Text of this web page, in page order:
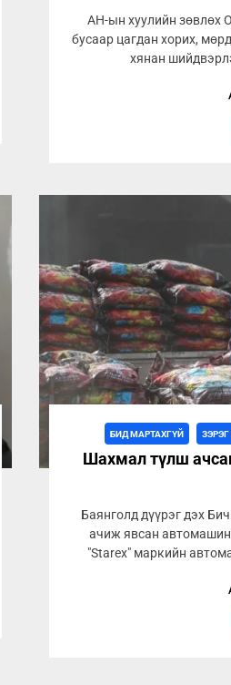
АН-ын хуулийн зөвлөх
бусаар цагдан хорих,
хянан
БИД МАРТАХГҮЙ
Шахмал түлш
Баянголд дүүрэг дэх
ачиж явсан
"Starex" маркийн